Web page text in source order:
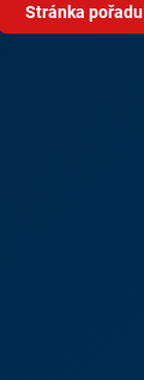
Stránka pořadu